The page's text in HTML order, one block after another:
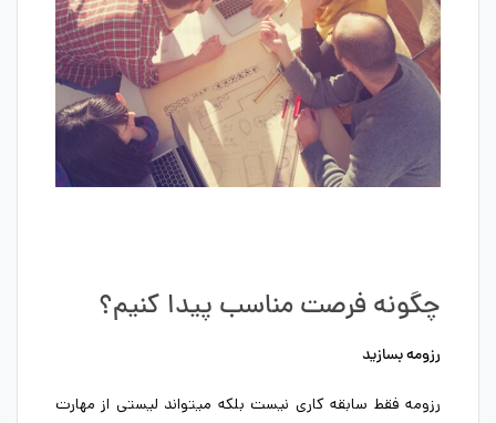
چگونه فرصت مناسب پیدا کنیم؟
رزومه بسازید
رزومه فقط سابقه کاری نیست بلکه میتواند لیستی از مهارت